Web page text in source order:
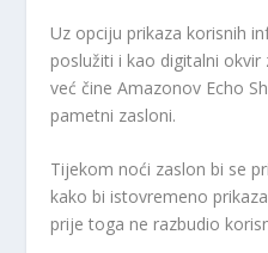
Uz opciju prikaza korisnih
poslužiti i kao digitalni
već čine Amazonov Echo
pametni zasloni.
Tijekom noći zaslon bi se
kako bi istovremeno
prije toga ne razbudio